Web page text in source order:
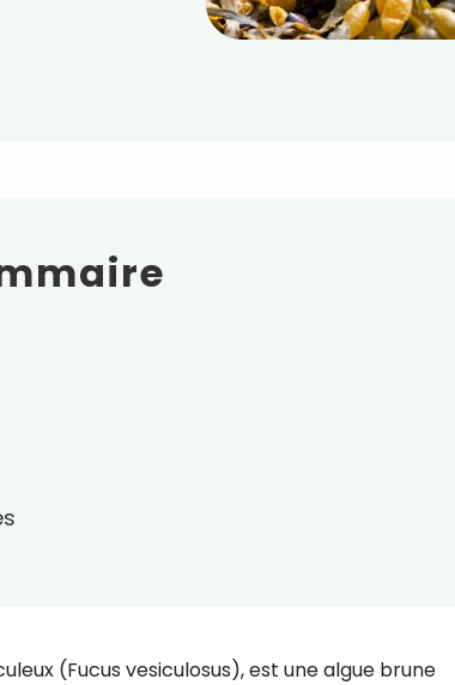
(Fucus vesiculosus), est une algue brune